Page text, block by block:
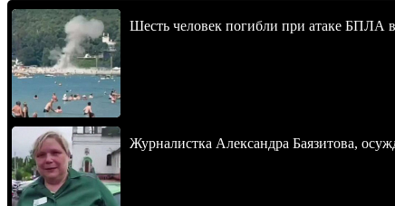
Шесть человек погибли при атаке БПЛА
Журналистка Александра Баязитова,